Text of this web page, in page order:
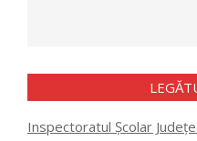
Inspectoratul Școlar